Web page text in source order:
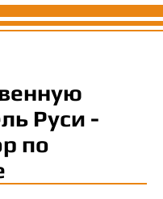
Руси -
по